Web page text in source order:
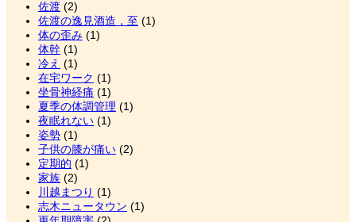
佐渡 (2)
佐渡の逸見酒造，至 (1)
体の歪み (1)
体幹 (1)
冷え (1)
在宅ワーク (1)
坐骨神経痛 (1)
夏季の体調管理 (1)
夜眠れない (1)
姿勢 (1)
子供の膝が痛い (2)
定期的 (1)
家族 (2)
川越まつり (1)
志木ニュータウン (1)